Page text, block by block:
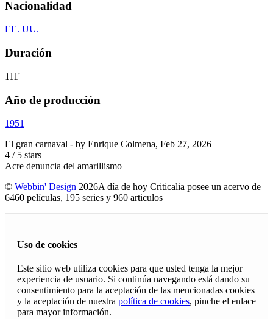
Nacionalidad
EE. UU.
Duración
111'
Año de producción
1951
El gran carnaval - by Enrique Colmena, Feb 27, 2026
4 / 5 stars
Acre denuncia del amarillismo
© Webbin' Design 2026A día de hoy Criticalia posee un acervo de
6460 películas, 195 series y 960 articulos
Uso de cookies
Este sitio web utiliza cookies para que usted tenga la mejor
experiencia de usuario. Si continúa navegando está dando su
consentimiento para la aceptación de las mencionadas cookies
y la aceptación de nuestra política de cookies, pinche el enlace
para mayor información.